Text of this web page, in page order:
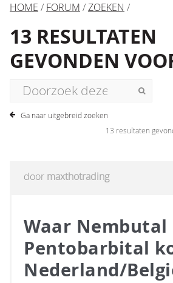
HOME / FORUM /ZOEKEN /
13 RESULTATEN
GEVONDEN
Ga naar uitgebreid zoeken
13 resultaten
door maxthotrading
Waar Nembutal
Pentobarbital
Nederland/